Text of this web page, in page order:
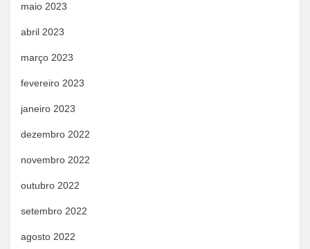
maio 2023
abril 2023
março 2023
fevereiro 2023
janeiro 2023
dezembro 2022
novembro 2022
outubro 2022
setembro 2022
agosto 2022